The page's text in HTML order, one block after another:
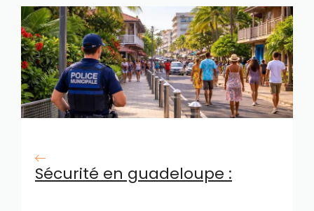
Sécurité en guadeloupe :